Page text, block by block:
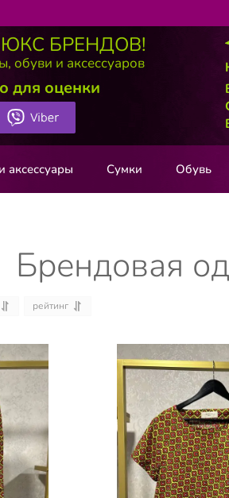
БРЕНДОВ!
обуви и аксессуаров
для оценки
аксессуары Сумки Обувь
Брендовая
рейтинг